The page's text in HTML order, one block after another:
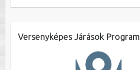
Versenyképes Járások Program